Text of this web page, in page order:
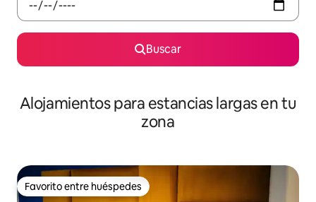
Buscar
Alojamientos para estancias largas en tu
zona
Favorito entre huéspedes
Favorito entre huéspedes